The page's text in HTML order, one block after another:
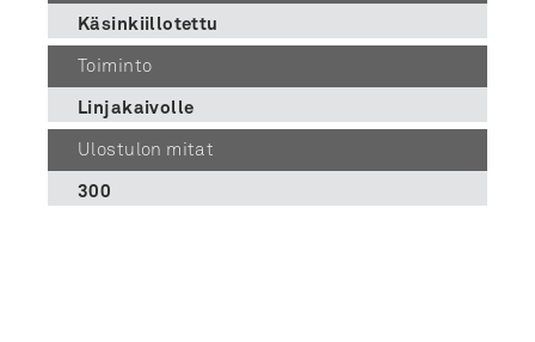
Käsinkiillotettu
Toiminto
Linjakaivolle
Ulostulon mitat
300